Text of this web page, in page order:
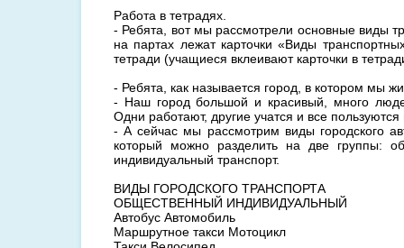
Работа в тетрадях.
- Ребята, вот мы рассмотрели основные виды
на партах лежат карточки «Виды
тетради (учащиеся вклеивают карточки в
- Ребята, как называется город, в котором мы
- Наш город большой и красивый, много
Одни работают, другие учатся и все
- А сейчас мы рассмотрим виды городского
который можно разделить на две группы:
индивидуальный транспорт.
ВИДЫ ГОРОДСКОГО ТРАНСПОРТА
ОБЩЕСТВЕННЫЙ ИНДИВИДУАЛЬНЫЙ
Автобус Автомобиль
Маршрутное такси Мотоцикл